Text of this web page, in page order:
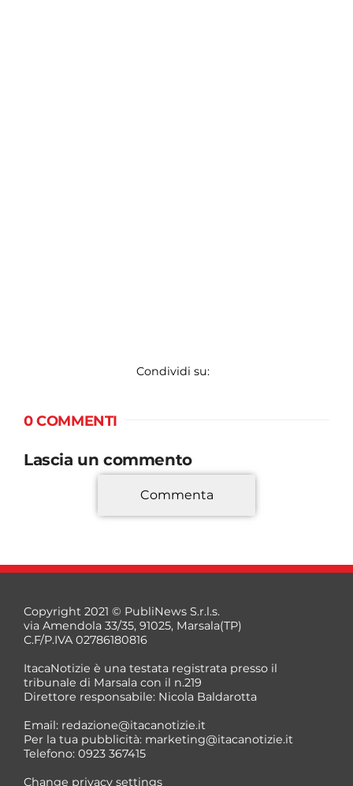
Condividi su:
0 COMMENTI
Lascia un commento
*
*
Commenta
Copyright 2021 © PubliNews S.r.l.s.
via Amendola 33/35, 91025, Marsala(TP)
C.F/P.IVA 02786180816
ItacaNotizie è una testata registrata presso il
tribunale di Marsala con il n.219
Direttore responsabile: Nicola Baldarotta
Email: redazione@itacanotizie.it
Per la tua pubblicità: marketing@itacanotizie.it
Telefono: 0923 367415
Change privacy settings